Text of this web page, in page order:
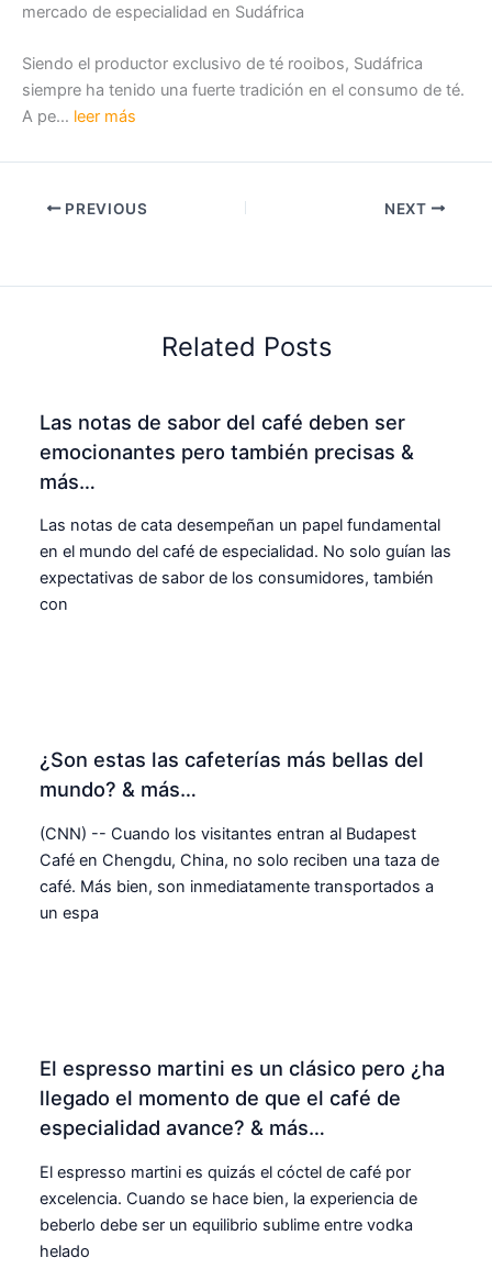
mercado de especialidad en Sudáfrica
Siendo el productor exclusivo de té rooibos, Sudáfrica
siempre ha tenido una fuerte tradición en el consumo de té.
A pe… leer más
PREVIOUS NEXT
Related Posts
Las notas de sabor del café deben ser
emocionantes pero también precisas &
más…
Las notas de cata desempeñan un papel fundamental
en el mundo del café de especialidad. No solo guían las
expectativas de sabor de los consumidores, también
con
¿Son estas las cafeterías más bellas del
mundo? & más…
(CNN) -- Cuando los visitantes entran al Budapest
Café en Chengdu, China, no solo reciben una taza de
café. Más bien, son inmediatamente transportados a
un espa
El espresso martini es un clásico pero ¿ha
llegado el momento de que el café de
especialidad avance? & más…
El espresso martini es quizás el cóctel de café por
excelencia. Cuando se hace bien, la experiencia de
beberlo debe ser un equilibrio sublime entre vodka
helado